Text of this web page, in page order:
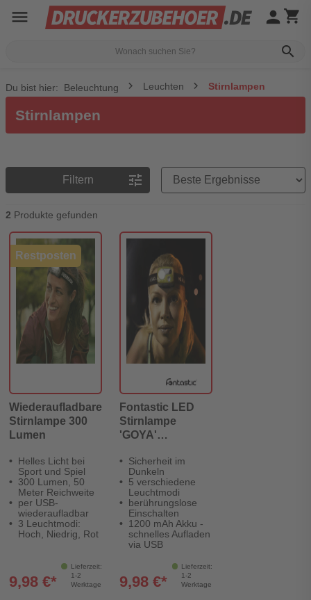
menu
search
person shopping_cart
Du bist hier: Beleuchtung Leuchten Stirnlampen
Stirnlampen
Filtern tune
Preisreihenfolge
2 Produkte gefunden
Restposten
Wiederaufladbare
Stirnlampe 300
Lumen
Helles Licht bei
Sport und Spiel
300 Lumen, 50
Meter Reichweite
per USB-
wiederaufladbar
3 Leuchtmodi:
Hoch, Niedrig, Rot
Lieferzeit:
1-2
Werktage
9,98 €*
Fontastic LED
Stirnlampe
'GOYA'
IPX4
Sicherheit im
Dunkeln
5 verschiedene
Leuchtmodi
berührungslose
Einschalten
1200 mAh Akku -
schnelles Aufladen
via USB
Lieferzeit:
1-2
Werktage
9,98 €*